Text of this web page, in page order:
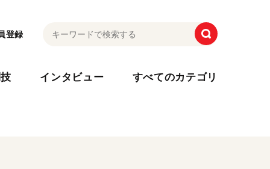
登録
インタビュー すべてのカテゴリ